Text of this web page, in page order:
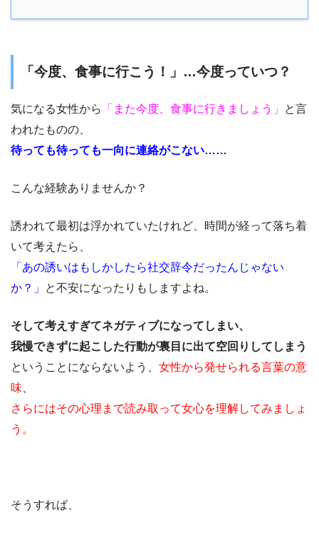
「今度、食事に行こう！」…今度っていつ？
気になる女性から 「また今度、食事に行きましょう」
と言
われたものの、
待っても待っても一向に連絡がこない……
こんな経験ありませんか？
誘われて最初は浮かれていたけれど、時間が経って落ち着
いて考えたら、
「あの誘いはもしかしたら社交辞令だったんじゃない
か？」
と不安になったりもしますよね。
そして考えすぎてネガティブになってしまい、
我慢できずに起こした行動が裏目に出て空回りしてしまう
ということにならないよう、 女性から発せられる言葉の意
味
さらにはその心理まで読み取って女心を理解してみましょ
う。
そうすれば、